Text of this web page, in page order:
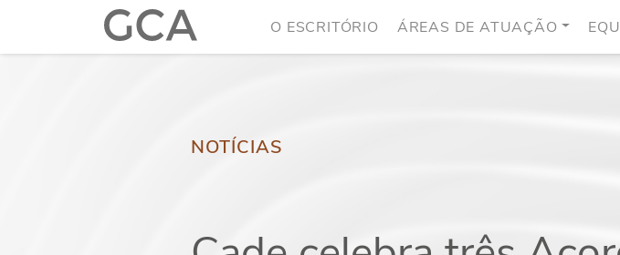
O ESCRITÓRIO ÁREAS DE ATUAÇÃO
NOTÍCIAS